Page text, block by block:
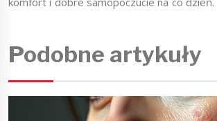
Podobne artykuły